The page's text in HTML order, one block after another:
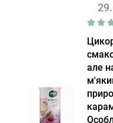
але